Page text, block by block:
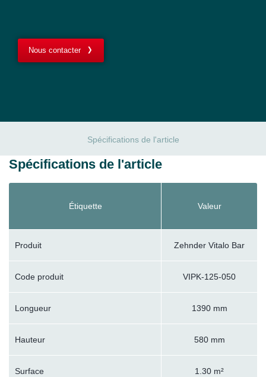
Nous contacter
Spécifications de l'article
Spécifications de l'article
Étiquette Valeur
Produit Zehnder Vitalo Bar
Code produit VIPK-125-050
Longueur 1390 mm
Hauteur 580 mm
Surface 1.30 m²